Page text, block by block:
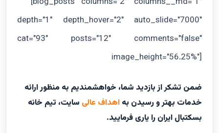
depth="1" depth_hover="2" auto_slide="7000"
cat="93" posts="12" comments="false"
image_height="56.25%"]
ضمن تشکر از بازدید شما، خواهشمندیم به منظور ارائه
خدمات بهتر و رسیدن بهاهداف عالی سایت، تیم خانه
بسکتبال ایران را یاری فرمایید.